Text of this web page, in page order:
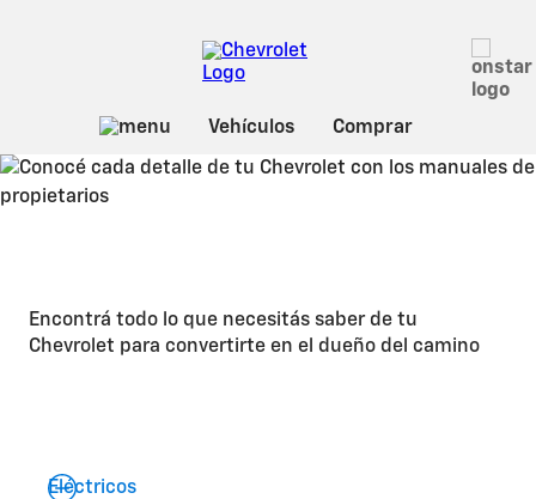
Encontrá todo lo que necesitás saber de tu
Chevrolet para convertirte en el dueño del camino
Eléctricos